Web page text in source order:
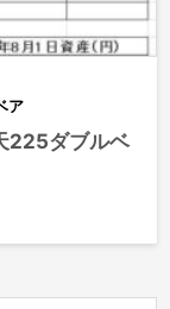
ア
225ダブルベ